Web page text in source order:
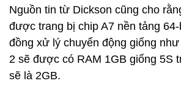
Nguồn tin từ Dickson cũng cho
được trang bị chip A7 nền tảng
đồng xử lý chuyển động giống
2 sẽ được có RAM 1GB giống 5S
sẽ là 2GB.